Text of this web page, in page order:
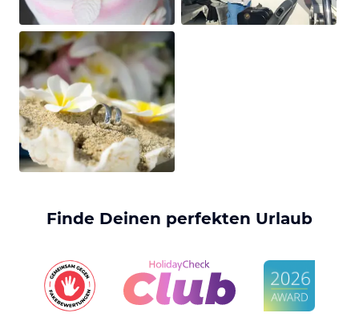
Finde Deinen perfekten Urlaub